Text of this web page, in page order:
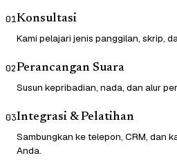
01Konsultasi
Kami pelajari jenis panggilan, skrip,
02Perancangan Suara
Susun kepribadian, nada, dan alur
03Integrasi & Pelatihan
Sambungkan ke telepon, CRM, dan
Anda.